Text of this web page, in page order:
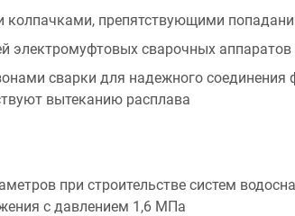
препятствующими
электромуфтовых сварочных аппаратов
сварки для надежного соединения
вытеканию расплава
при строительстве систем
с давлением 1,6 МПа